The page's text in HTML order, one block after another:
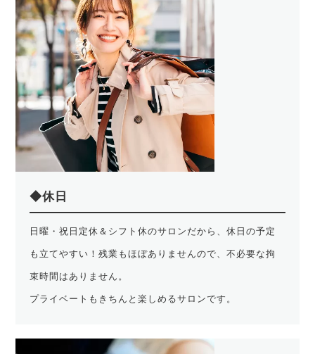
◆休日
日曜・祝日定休＆シフト休のサロンだから、休日の予定
も立てやすい！残業もほぼありませんので、不必要な拘
束時間はありません。
プライベートもきちんと楽しめるサロンです。